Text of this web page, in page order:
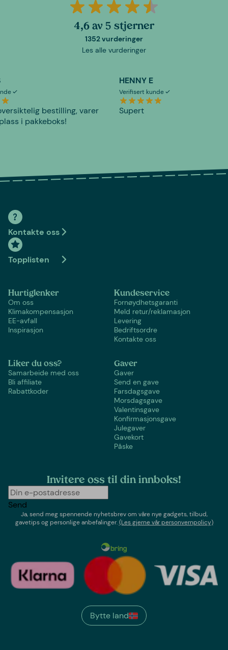
4,6 av 5 stjerner
1352 vurderinger
Les alle vurderinger
bestilling, varer
i pakkeboks!
HENNY E
Verifisert kunde
Supert
Kontakte oss
Topplisten
Hurtiglenker
Om oss
Klimakompensasjon
EE-avfall
Inspirasjon
Kundeservice
Fornøydhetsgaranti
Meld retur/reklamasjon
Levering
Bedriftsordre
Kontakte oss
Liker du oss?
Samarbeide med oss
Bli affiliate
Rabattkoder
Gaver
Gaver
Send en gave
Farsdagsgave
Morsdagsgave
Valentinsgave
Konfirmasjonsgave
Julegaver
Gavekort
Påske
Invitere oss til din innboks!
Send
Ja, send meg spennende nyhetsbrev om våre nye gadgets, tilbud,
gavetips og personlige anbefalinger.(Les gjerne vår personvernpolicy)
Bytte land